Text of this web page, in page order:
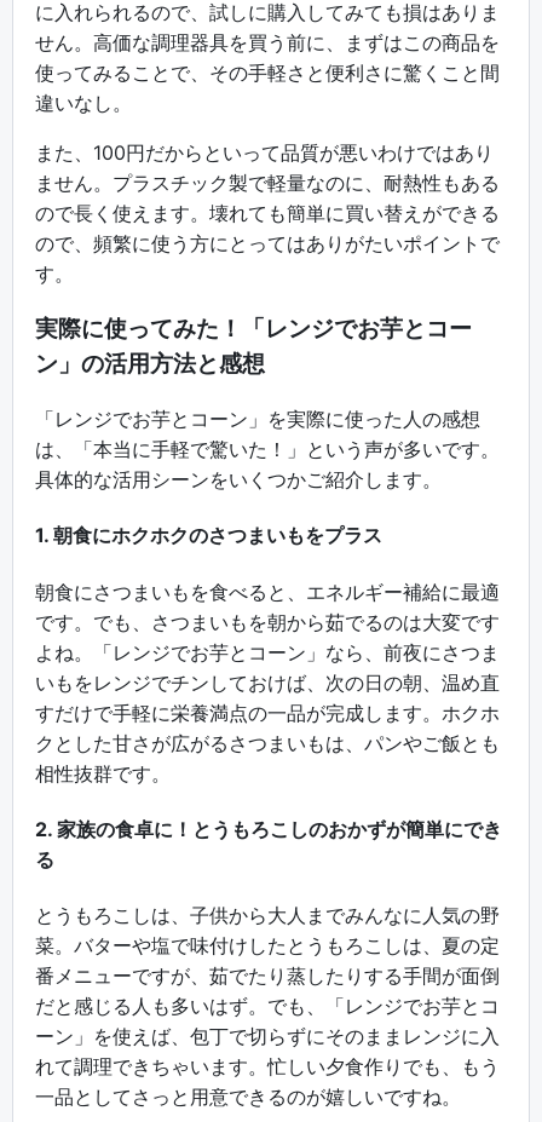
に入れられるので、試しに購入してみても損はありま
せん。高価な調理器具を買う前に、まずはこの商品を
使ってみることで、その手軽さと便利さに驚くこと間
違いなし。
また、100円だからといって品質が悪いわけではあり
ません。プラスチック製で軽量なのに、耐熱性もある
ので長く使えます。壊れても簡単に買い替えができる
ので、頻繁に使う方にとってはありがたいポイントで
す。
実際に使ってみた！「レンジでお芋とコー
ン」の活用方法と感想
「レンジでお芋とコーン」を実際に使った人の感想
は、「本当に手軽で驚いた！」という声が多いです。
具体的な活用シーンをいくつかご紹介します。
1. 朝食にホクホクのさつまいもをプラス
朝食にさつまいもを食べると、エネルギー補給に最適
です。でも、さつまいもを朝から茹でるのは大変です
よね。「レンジでお芋とコーン」なら、前夜にさつま
いもをレンジでチンしておけば、次の日の朝、温め直
すだけで手軽に栄養満点の一品が完成します。ホクホ
クとした甘さが広がるさつまいもは、パンやご飯とも
相性抜群です。
2. 家族の食卓に！とうもろこしのおかずが簡単にでき
る
とうもろこしは、子供から大人までみんなに人気の野
菜。バターや塩で味付けしたとうもろこしは、夏の定
番メニューですが、茹でたり蒸したりする手間が面倒
だと感じる人も多いはず。でも、「レンジでお芋とコ
ーン」を使えば、包丁で切らずにそのままレンジに入
れて調理できちゃいます。忙しい夕食作りでも、もう
一品としてさっと用意できるのが嬉しいですね。